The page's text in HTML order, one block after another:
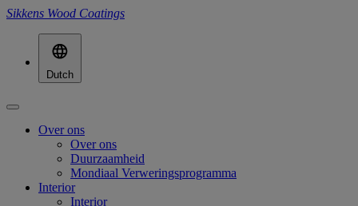
Sikkens Wood Coatings
Dutch
Over ons
Over ons
Duurzaamheid
Mondiaal Verweringsprogramma
Interior
Interior